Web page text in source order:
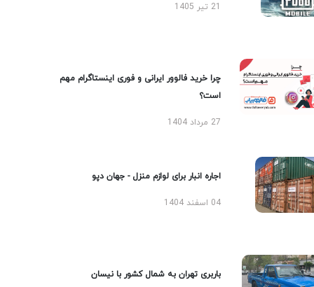
چرا خرید فالوور ایرانی و فوری اینستاگرام مهم
است؟
27 مرداد 1404
اجاره انبار برای لوازم منزل - جهان دپو
04 اسفند 1404
باربری تهران به شمال کشور با نیسان